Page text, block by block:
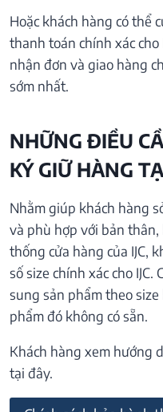
Hoặc khách hàng có thể
thanh toán chính xác cho
nhận đơn và giao hàng
sớm nhất.
NHỮNG ĐIỀU
KÝ GIỮ HÀNG
Nhằm giúp khách hàng
và phù hợp với bản
thống cửa hàng của IJC,
số size chính xác cho
sung sản phẩm theo
phẩm đó không có sẵn.
Khách hàng xem hướng
tại đây.